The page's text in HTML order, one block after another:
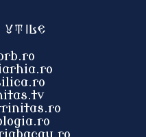
utile